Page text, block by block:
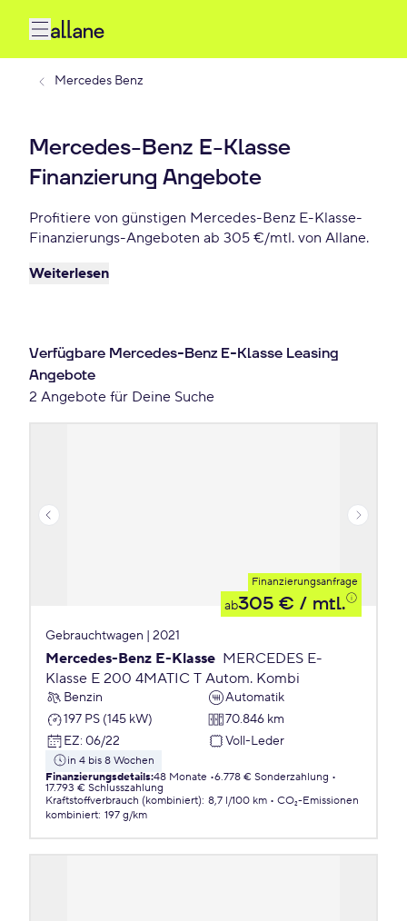
Mercedes Benz
Mercedes-Benz E-Klasse
Finanzierung Angebote
Profitiere von günstigen Mercedes-Benz E-Klasse-
Finanzierungs-Angeboten ab 305 €/mtl. von Allane.
Weiterlesen
Verfügbare Mercedes-Benz E-Klasse Leasing
Angebote
2 Angebote für Deine Suche
Finanzierungsanfrage
ab305 € / mtl.
Gebrauchtwagen | 2021
Mercedes-Benz E-Klasse MERCEDES E-
Klasse E 200 4MATIC T Autom. Kombi
Benzin
Automatik
197 PS (145 kW)
70.846 km
EZ: 06/22 Voll-Leder
in 4 bis 8 Wochen
Finanzierungsdetails:48 Monate 6.778 € Sonderzahlung
17.793 € Schlusszahlung
Kraftstoffverbrauch (kombiniert): 8,7 l/100 km
CO₂-Emissionen
kombiniert: 197 g/km